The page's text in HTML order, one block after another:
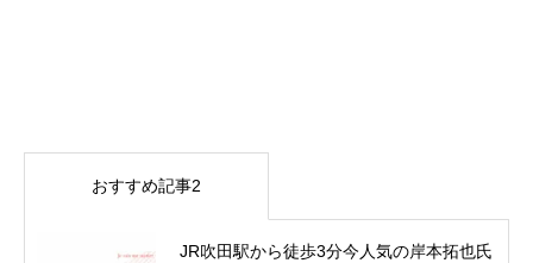
おすすめ記事2
JR吹田駅から徒歩3分今人気の岸本拓也氏